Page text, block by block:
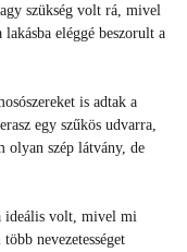
szükség volt rá, mivel
eléggé beszorult a
is adtak a
egy szűkös udvarra,
olyan szép látvány, de
ideális volt, mivel mi
nevezetességet